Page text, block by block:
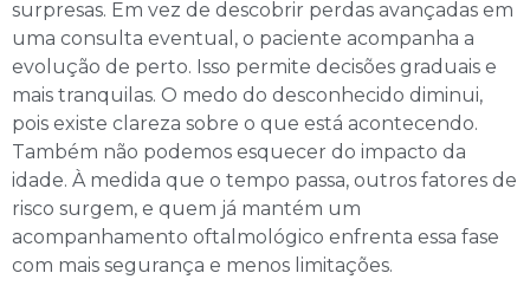
surpresas. Em vez de descobrir perdas avançadas em
uma consulta eventual, o paciente acompanha a
evolução de perto. Isso permite decisões graduais e
mais tranquilas. O medo do desconhecido diminui,
pois existe clareza sobre o que está acontecendo.
Também não podemos esquecer do impacto da
idade. À medida que o tempo passa, outros fatores de
risco surgem, e quem já mantém um
acompanhamento oftalmológico enfrenta essa fase
com mais segurança e menos limitações.